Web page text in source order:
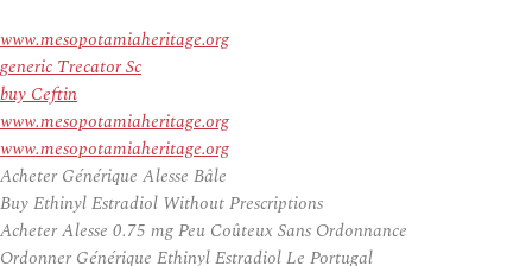
www.mesopotamiaheritage.org
generic Trecator Sc
buy Ceftin
www.mesopotamiaheritage.org
www.mesopotamiaheritage.org
Acheter Générique Alesse Bâle
Buy Ethinyl Estradiol Without Prescriptions
Acheter Alesse 0.75 mg Peu Coûteux Sans Ordonnance
Ordonner Générique Ethinyl Estradiol Le Portugal